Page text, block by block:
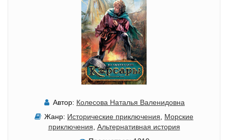
Автор: Колесова Наталья Валенидовна
Жанр: Исторические приключения
Морские
приключения Альтернативная история